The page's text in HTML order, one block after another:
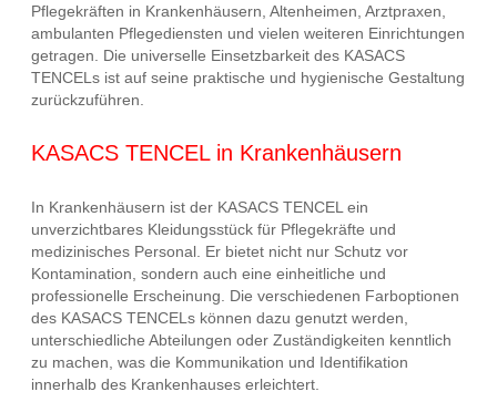
Pflegekräften in Krankenhäusern, Altenheimen, Arztpraxen,
ambulanten Pflegediensten und vielen weiteren Einrichtungen
getragen. Die universelle Einsetzbarkeit des KASACS
TENCELs ist auf seine praktische und hygienische Gestaltung
zurückzuführen.
KASACS TENCEL in Krankenhäusern
In Krankenhäusern ist der KASACS TENCEL ein
unverzichtbares Kleidungsstück für Pflegekräfte und
medizinisches Personal. Er bietet nicht nur Schutz vor
Kontamination, sondern auch eine einheitliche und
professionelle Erscheinung. Die verschiedenen Farboptionen
des KASACS TENCELs können dazu genutzt werden,
unterschiedliche Abteilungen oder Zuständigkeiten kenntlich
zu machen, was die Kommunikation und Identifikation
innerhalb des Krankenhauses erleichtert.